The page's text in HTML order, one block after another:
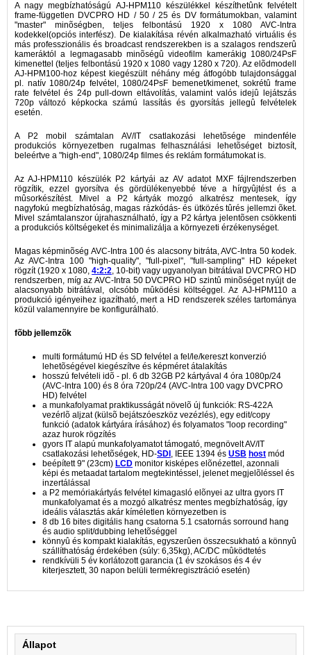
A nagy megbízhatóságú AJ-HPM110 készülékkel készíthetûnk felvételt
frame-független DVCPRO HD / 50 / 25 és DV formátumokban, valamint
"master" minõségben, teljes felbontású 1920 x 1080 AVC-Intra
kodekkel(opciós interfész). De kialakítása révén alkalmazható virtuális és
más professzionális és broadcast rendszerekben is a szalagos rendszerû
kameráktól a legmagasabb minõségû videofilm kamerákig 1080/24PsF
kimenettel (teljes felbontású 1920 x 1080 vagy 1280 x 720). Az elõdmodell
AJ-HPM100-hoz képest kiegészült néhány még átfogóbb tulajdonsággal
pl. natív 1080/24p felvétel, 1080/24PsF bemenet/kimenet, sokrétû frame
rate felvétel és 24p pull-down eltávolítás, valamint valós idejû lejátszás
720p változó képkocka számú lassítás és gyorsítás jellegû felvételek
esetén.
A P2 mobil számtalan AV/IT csatlakozási lehetõsége mindenféle
produkciós környezetben rugalmas felhasználási lehetõséget biztosít,
beleértve a "high-end", 1080/24p filmes és reklám formátumokat is.
Az AJ-HPM110 készülék P2 kártyái az AV adatot MXF fájlrendszerben
rögzítik, ezzel gyorsítva és gördülékenyebbé téve a hírgyûjtést és a
mûsorkészítést. Mivel a P2 kártyák mozgó alkatrész mentesek, így
nagyfokú megbízhatóság, magas rázkódás- és ütközés tûrés jellemzi õket.
Mivel számtalanszor újrahasználható, így a P2 kártya jelentõsen csökkenti
a produkciós költségeket és minimalizálja a környezeti érzékenységet.
Magas képminõség AVC-Intra 100 és alacsony bitráta, AVC-Intra 50 kodek.
Az AVC-Intra 100 "high-quality", "full-pixel", "full-sampling" HD képeket
rögzít (1920 x 1080, 4:2:2, 10-bit) vagy ugyanolyan bitrátával DVCPRO HD
rendszerben, míg az AVC-Intra 50 DVCPRO HD szintû minõséget nyújt de
alacsonyabb bitrátával, olcsóbb mûködési költséggel. Az AJ-HPM110 a
produkció igényeihez igazítható, mert a HD rendszerek széles tartománya
közül valamennyire be konfigurálható.
fõbb jellemzõk
multi formátumú HD és SD felvétel a fel/le/kereszt konverzió
lehetõségével kiegészítve és képméret átalakítás
hosszú felvételi idõ - pl. 6 db 32GB P2 kártyával 4 óra 1080p/24
(AVC-Intra 100) és 8 óra 720p/24 (AVC-Intra 100 vagy DVCPRO
HD) felvétel
a munkafolyamat praktikusságát növelõ új funkciók: RS-422A
vezérlõ aljzat (külsõ bejátszóeszköz vezézlés), egy edit/copy
funkció (adatok kártyára írásához) és folyamatos "loop recording"
azaz hurok rögzítés
gyors IT alapú munkafolyamatot támogató, megnövelt AV/IT
csatlakozási lehetõségek, HD-SDI , IEEE 1394 és USB host mód
beépített 9" (23cm) LCD monitor kisképes elõnézettel, azonnali
képi és metaadat tartalom megtekintéssel, jelenet megjelõléssel és
inzertálással
a P2 memóriakártyás felvétel kimagasló elõnyei az ultra gyors IT
munkafolyamat és a mozgó alkatrész mentes megbízhatóság, így
ideális választás akár kíméletlen környezetben is
8 db 16 bites digitális hang csatorna 5.1 csatornás sorround hang
és audio split/dubbing lehetõséggel
könnyû és kompakt kialakítás, egyszerûen összecsukható a könnyû
szállíthatóság érdekében (súly: 6,35kg), AC/DC mûködtetés
rendkívüli 5 év korlátozott garancia (1 év szokásos és 4 év
kiterjesztett, 30 napon belüli termékregisztráció esetén)
Állapot